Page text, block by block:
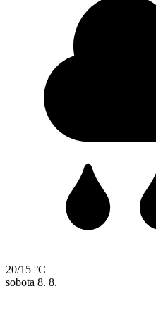
20/15 °C
sobota 8. 8.